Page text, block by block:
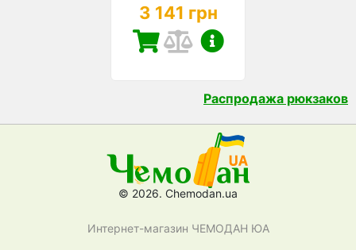
3 141 грн
Распродажа рюкзаков
© 2026. Chemodan.ua
Интернет-магазин ЧЕМОДАН ЮА